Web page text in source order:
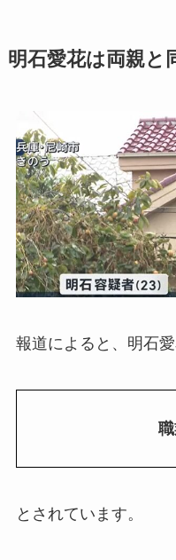
明石愛花は両親と
報道によると、明石
とされています。